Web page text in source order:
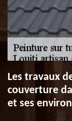
Les travaux
couverture
et ses